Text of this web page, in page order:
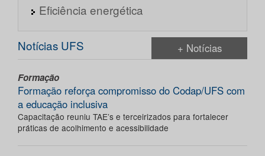
Eficiência energética
Notícias UFS + Notícias
Formação
Formação reforça compromisso do Codap/UFS com
a educação inclusiva
Capacitação reuniu TAE’s e terceirizados para fortalecer
práticas de acolhimento e acessibilidade